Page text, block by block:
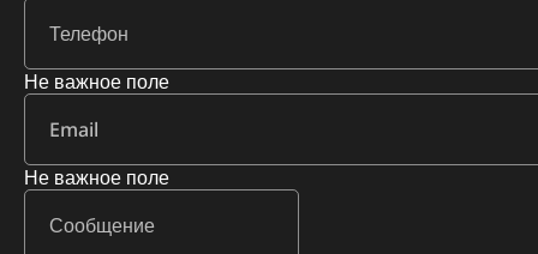
Не важное поле
Не важное поле